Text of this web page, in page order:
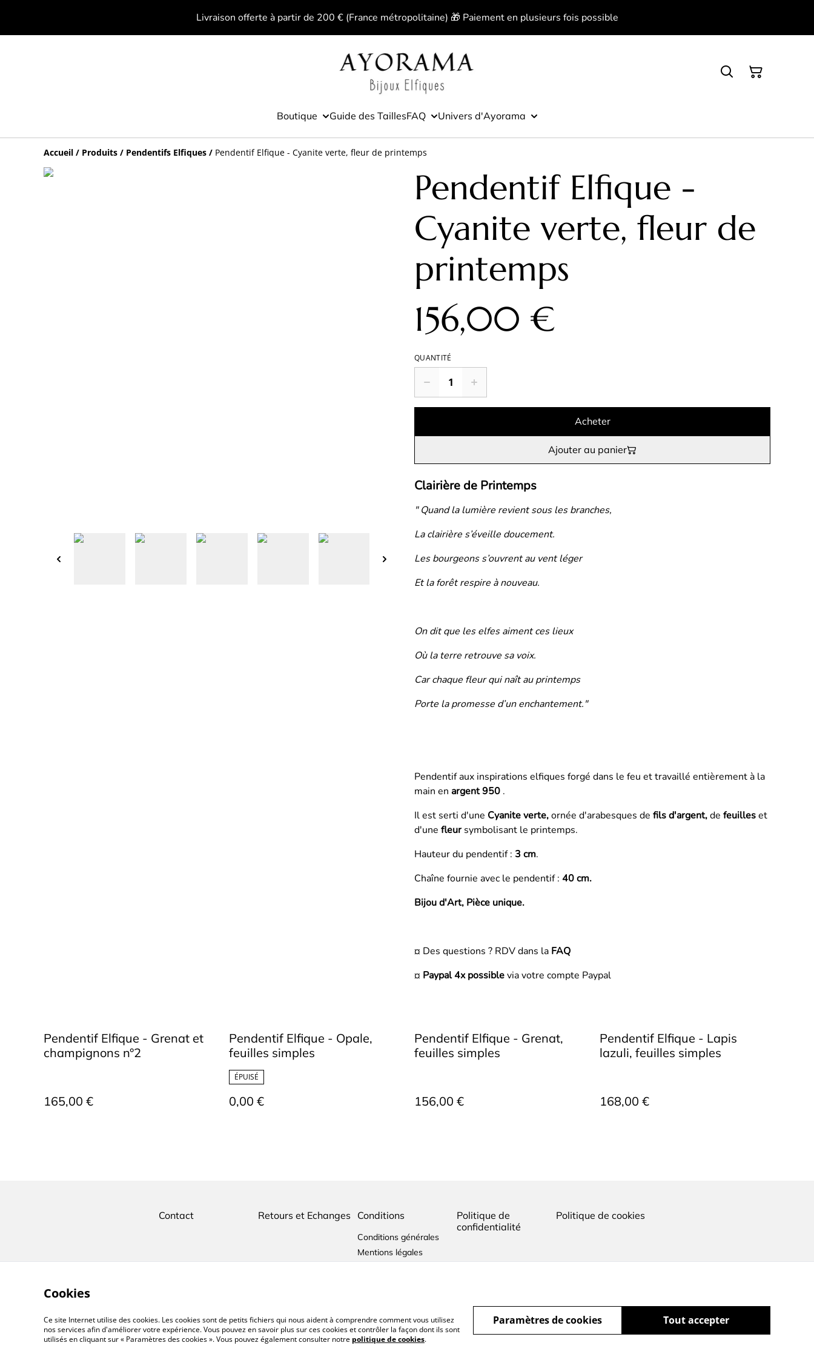
Livraison offerte à partir de 200 € (France métropolitaine) 🎁 Paiement en plusieurs fois possible
Boutique Guide des TaillesFAQ Univers d'Ayorama
Accueil / Produits / Pendentifs Elfiques / Pendentif Elfique - Cyanite verte, fleur de printemps
Pendentif Elfique -
Cyanite verte, fleur de
printemps
156,00 €
QUANTITÉ
Acheter
Ajouter au panier
Clairière de Printemps
" Quand la lumière revient sous les branches,
La clairière s’éveille doucement.
Les bourgeons s’ouvrent au vent léger
Et la forêt respire à nouveau.
On dit que les elfes aiment ces lieux
Où la terre retrouve sa voix.
Car chaque fleur qui naît au printemps
Porte la promesse d’un enchantement."
Pendentif aux inspirations elfiques forgé dans le feu et travaillé entièrement à la
main en argent 950 .
Il est serti d'une Cyanite verte,ornée d'arabesques de fils d'argent,de feuilleset
d'une fleursymbolisant le printemps.
Hauteur du pendentif : 3 cm.
Chaîne fournie avec le pendentif : 40 cm.
Bijou d'Art, Pièce unique.
¤ Des questions ? RDV dans la FAQ
¤ Paypal 4x possiblevia votre compte Paypal
Pendentif Elfique - Grenat et
champignons n°2
165,00 €
Pendentif Elfique - Opale,
feuilles simples
ÉPUISÉ
0,00 €
Pendentif Elfique - Grenat,
feuilles simples
156,00 €
Pendentif Elfique - Lapis
lazuli, feuilles simples
168,00 €
Contact Retours et Echanges Conditions
Conditions générales
Mentions légales
Politique de
confidentialité
Politique de cookies
©2026 Ayorama Bijoux
Cookies
Ce site Internet utilise des cookies. Les cookies sont de petits fichiers qui nous aident à comprendre comment vous utilisez
nos services afin d'améliorer votre expérience. Vous pouvez en savoir plus sur ces cookies et contrôler la façon dont ils sont
utilisés en cliquant sur « Paramètres des cookies ». Vous pouvez également consulter notre politique de cookies.
Tout accepter
Paramètres de cookies